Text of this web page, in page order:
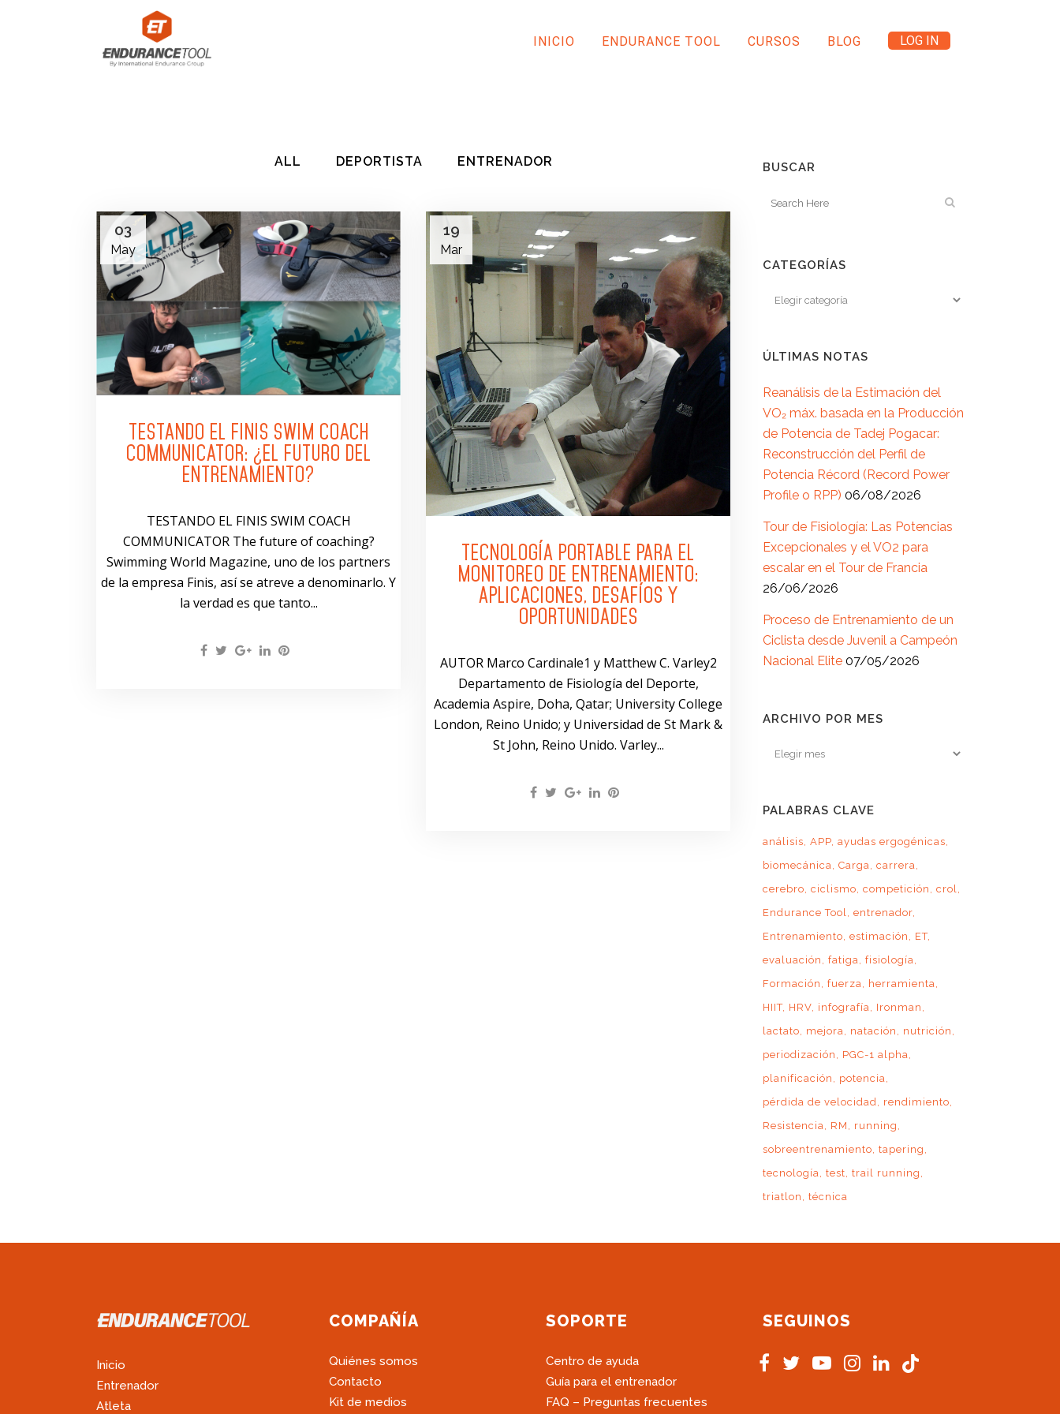
INICIO ENDURANCE TOOL CURSOS BLOG LOG IN
ALL DEPORTISTA ENTRENADOR
03
May
TESTANDO EL FINIS SWIM COACH
COMMUNICATOR: ¿EL FUTURO DEL
ENTRENAMIENTO?
TESTANDO EL FINIS SWIM COACH
COMMUNICATOR The future of coaching?
Swimming World Magazine, uno de los partners
de la empresa Finis, así se atreve a denominarlo. Y
la verdad es que tanto...
19
Mar
TECNOLOGÍA PORTABLE PARA EL
MONITOREO DE ENTRENAMIENTO:
APLICACIONES, DESAFÍOS Y
OPORTUNIDADES
AUTOR Marco Cardinale1 y Matthew C. Varley2
Departamento de Fisiología del Deporte,
Academia Aspire, Doha, Qatar; University College
London, Reino Unido; y Universidad de St Mark &
St John, Reino Unido. Varley...
BUSCAR
CATEGORÍAS
ÚLTIMAS NOTAS
Reanálisis de la Estimación del
VO₂ máx. basada en la Producción
de Potencia de Tadej Pogacar:
Reconstrucción del Perfil de
Potencia Récord (Record Power
Profile o RPP) 06/08/2026
Tour de Fisiología: Las Potencias
Excepcionales y el VO2 para
escalar en el Tour de Francia
26/06/2026
Proceso de Entrenamiento de un
Ciclista desde Juvenil a Campeón
Nacional Elite 07/05/2026
ARCHIVO POR MES
Archivo
PALABRAS CLAVE
análisis APP ayudas ergogénicas
biomecánica Carga carrera
cerebro ciclismo competición
crol
Endurance Tool entrenador
Entrenamiento estimación
ET
evaluación
fatiga fisiología
Formación
fuerza
herramienta
HIIT HRV infografía
Ironman
lactato
mejora natación
nutrición
periodización
PGC-1 alpha
planificación
potencia
pérdida de velocidad
rendimiento
Resistencia
RM
running
sobreentrenamiento tapering
tecnología test trail running
triatlon
técnica
Inicio
Entrenador
Atleta
COMPAÑÍA
Quiénes somos
Contacto
Kit de medios
SOPORTE
Centro de ayuda
Guía para el entrenador
FAQ – Preguntas frecuentes
SEGUINOS